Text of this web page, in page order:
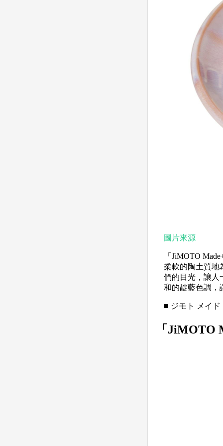
圖片來源
「JiMOTO
柔軟的陶土質地
們的目光，讓人
和的靛藍色調，
■ ジモト メイド
「JiMOTO